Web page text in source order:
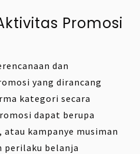
Promosi
dan
yang dirancang
kategori secara
dapat berupa
, atau kampanye musiman
perilaku belanja